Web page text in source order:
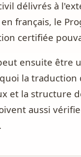
délivrés à
français, le
certifiée
ensuite être
la traduction
et la structure
aussi
.